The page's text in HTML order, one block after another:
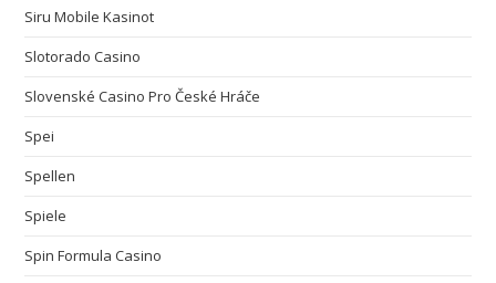
Siru Mobile Kasinot
Slotorado Casino
Slovenské Casino Pro České Hráče
Spei
Spellen
Spiele
Spin Formula Casino